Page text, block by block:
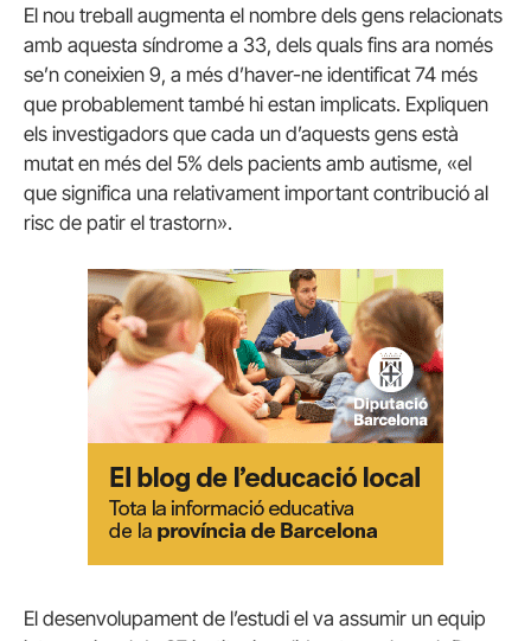
El nou treball augmenta el nombre dels gens relacionats
amb aquesta síndrome a 33, dels quals fins ara només
se’n coneixien 9, a més d’haver-ne identificat 74 més
que probablement també hi estan implicats. Expliquen
els investigadors que cada un d’aquests gens està
mutat en més del 5% dels pacients amb autisme, «el
que significa una relativament important contribució al
risc de patir el trastorn».
El desenvolupament de l’estudi el va assumir un equip